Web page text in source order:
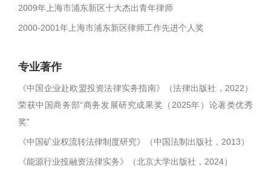
2009年上海市浦东新区十大杰出青年律师
2000-2001年上海市浦东新区律师工作先进个人奖
专业著作
《中国企业赴欧盟投资法律实务指南》（法律出版社，2022）
荣获中国商务部“商务发展研究成果奖（2025年）论著类优秀
奖”
《中国矿业权流转法律制度研究》（中国法制出版社，2013）
《能源行业投融资法律实务》（北京大学出版社，2024）